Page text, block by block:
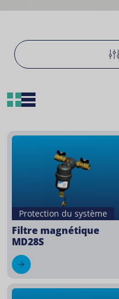
Grid Layout
Protection du système
Filtre magnétique
MD28S